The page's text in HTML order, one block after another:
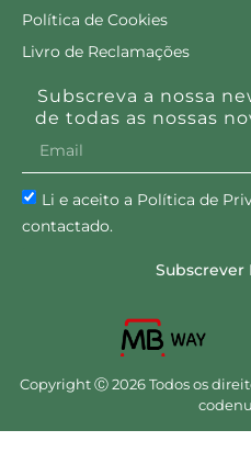
Política de Cookies
Livro de Reclamações
Subscreva a nossa
de todas as nossas
Li e aceito a Política de
contactado.
Copyright Ⓒ 2026 Todos os